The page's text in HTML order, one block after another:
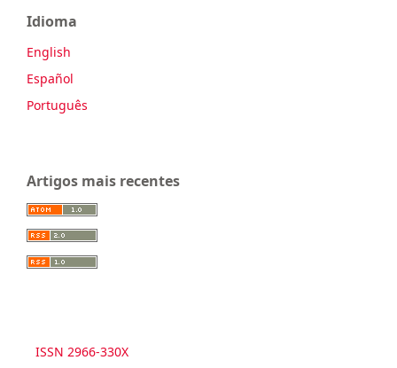
Idioma
English
Español
Português
Artigos mais recentes
ISSN 2966-330X